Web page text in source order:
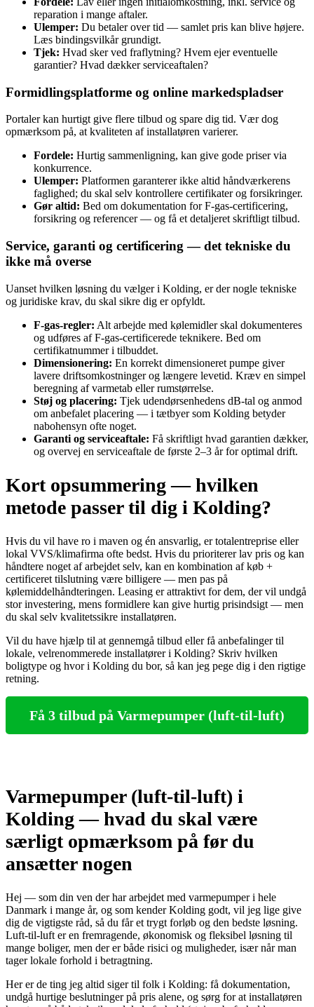
reparation i mange aftaler.
Ulemper: Du betaler over tid — samlet pris kan blive højere.
Læs bindingsvilkår grundigt.
Tjek: Hvad sker ved fraflytning? Hvem ejer eventuelle
garantier? Hvad dækker serviceaftalen?
Formidlingsplatforme og online markedspladser
Portaler kan hurtigt give flere tilbud og spare dig tid. Vær dog
opmærksom på, at kvaliteten af installatøren varierer.
Fordele: Hurtig sammenligning, kan give gode priser via
konkurrence.
Ulemper: Platformen garanterer ikke altid håndværkerens
faglighed; du skal selv kontrollere certifikater og forsikringer.
Gør altid: Bed om dokumentation for F‑gas‑certificering,
forsikring og referencer — og få et detaljeret skriftligt tilbud.
Service, garanti og certificering — det tekniske du
ikke må overse
Uanset hvilken løsning du vælger i Kolding, er der nogle tekniske
og juridiske krav, du skal sikre dig er opfyldt.
F‑gas‑regler: Alt arbejde med kølemidler skal dokumenteres
og udføres af F‑gas‑certificerede teknikere. Bed om
certifikatnummer i tilbuddet.
Dimensionering: En korrekt dimensioneret pumpe giver
lavere driftsomkostninger og længere levetid. Kræv en simpel
beregning af varmetab eller rumstørrelse.
Støj og placering: Tjek udendørsenhedens dB‑tal og anmod
om anbefalet placering — i tætbyer som Kolding betyder
nabohensyn ofte noget.
Garanti og serviceaftale: Få skriftligt hvad garantien dækker,
og overvej en serviceaftale de første 2–3 år for optimal drift.
Kort opsummering — hvilken
metode passer til dig i Kolding?
Hvis du vil have ro i maven og én ansvarlig, er totalentreprise eller
lokal VVS/klimafirma ofte bedst. Hvis du prioriterer lav pris og kan
håndtere noget af arbejdet selv, kan en kombination af køb +
certificeret tilslutning være billigere — men pas på
kølemiddelhåndteringen. Leasing er attraktivt for dem, der vil undgå
stor investering, mens formidlere kan give hurtig prisindsigt — men
du skal selv kvalitetssikre installatøren.
Vil du have hjælp til at gennemgå tilbud eller få anbefalinger til
lokale, velrenommerede installatører i Kolding? Skriv hvilken
boligtype og hvor i Kolding du bor, så kan jeg pege dig i den rigtige
retning.
Få 3 tilbud på Varmepumper (luft-til-luft)
Varmepumper (luft-til-luft) i
Kolding — hvad du skal være
særligt opmærksom på før du
ansætter nogen
Hej — som din ven der har arbejdet med varmepumper i hele
Danmark i mange år, og som kender Kolding godt, vil jeg lige give
dig de vigtigste råd, så du får et trygt forløb og den bedste løsning.
Luft‑til‑luft er en fremragende, økonomisk og fleksibel løsning til
mange boliger, men der er både risici og muligheder, især når man
tager lokale forhold i betragtning.
Her er de ting jeg altid siger til folk i Kolding: få dokumentation,
undgå hurtige beslutninger på pris alene, og sørg for at installatøren